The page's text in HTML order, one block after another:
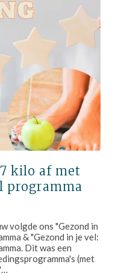
kilo af met
programma
volgde ons "Gezond in
& "Gezond in je vel:
Dit was een
(met